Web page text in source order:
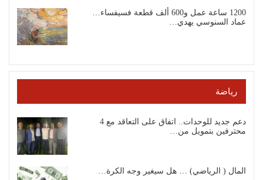
1200 ساعة عمل و600 ألف قطعة فسيفساء…
عماد السنوسي يهدي…
رياضة
دعم جديد للوحدات.. اتفاق على التعاقد مع 4
محترفين بتمويل من…
المال ( الرياضي) … هل سيغير وجه الكرة…